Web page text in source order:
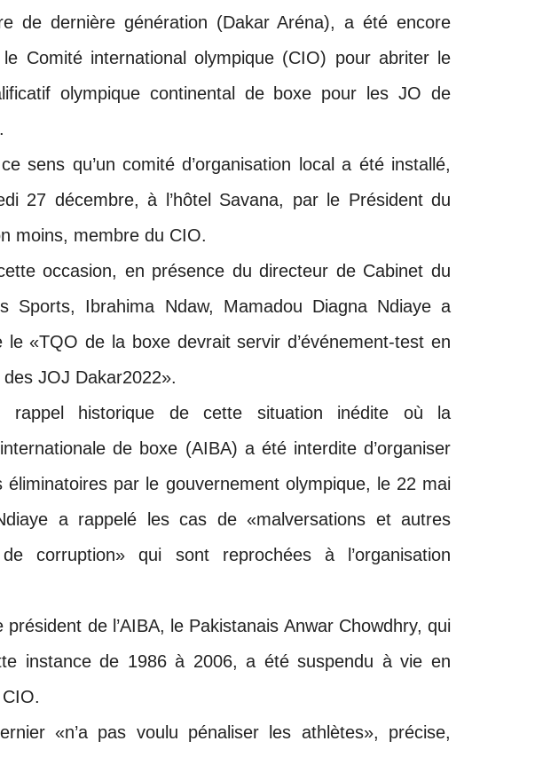
de dernière génération (Dakar Aréna), a été encore
Comité international olympique (CIO) pour abriter le
olympique continental de boxe pour les JO de
sens qu’un comité d’organisation local a été installé,
27 décembre, à l’hôtel Savana, par le Président du
moins, membre du CIO.
occasion, en présence du directeur de Cabinet du
Sports, Ibrahima Ndaw, Mamadou Diagna Ndiaye a
le «TQO de la boxe devrait servir d’événement-test en
JOJ Dakar2022».
rappel historique de cette situation inédite où la
de boxe (AIBA) a été interdite d’organiser
éliminatoires par le gouvernement olympique, le 22 mai
a rappelé les cas de «malversations et autres
corruption» qui sont reprochées à l’organisation
président de l’AIBA, le Pakistanais Anwar Chowdhry, qui
instance de 1986 à 2006, a été suspendu à vie en
«n’a pas voulu pénaliser les athlètes», précise,